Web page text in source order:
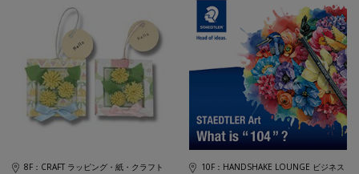
8F：CRAFT ラッピング・紙・クラフト
10F：HANDSHAKE LOUNGE ビジネス